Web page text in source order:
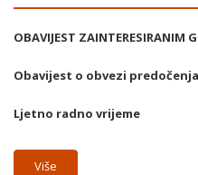
OBAVIJEST ZAINTERESIRANIM
Obavijest o obvezi
Ljetno radno vrijeme
Više